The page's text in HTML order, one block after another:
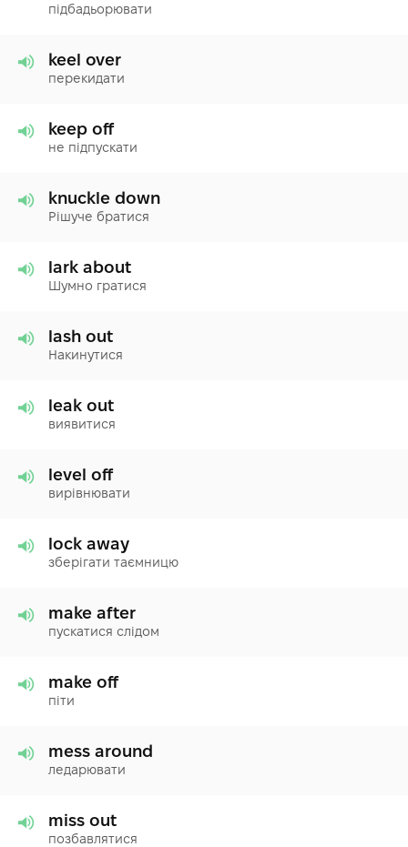
підбадьорювати
keel over
перекидати
keep off
не підпускати
knuckle down
Рішуче братися
lark about
Шумно гратися
lash out
Накинутися
leak out
виявитися
level off
вирівнювати
lock away
зберігати таємницю
make after
пускатися слідом
make off
піти
mess around
ледарювати
miss out
позбавлятися